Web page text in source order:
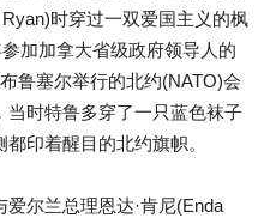
时穿过一双爱国主义的枫
加加拿大省级政府领导人的
鲁塞尔举行的北约(NATO)会
时特鲁多穿了一只蓝色袜子
印着醒目的北约旗帜。
尔兰总理恩达·肯尼(Enda